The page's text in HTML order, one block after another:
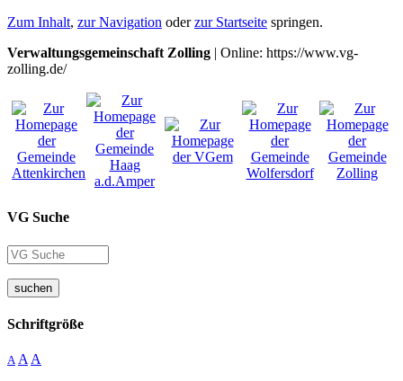
Zum Inhalt, zur Navigation oderzur Startseite springen.
Verwaltungsgemeinschaft Zolling | Online: https://www.vg-
zolling.de/
VG Suche
suchen
Schriftgröße
A A A